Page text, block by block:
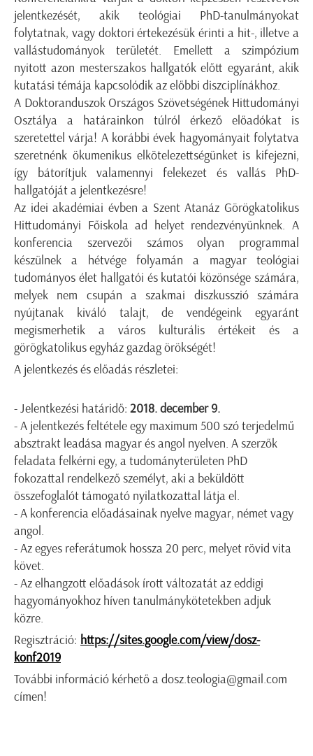
jelentkezését, akik teológiai PhD-tanulmányokat
folytatnak, vagy doktori értekezésük érinti a hit-, illetve a
vallástudományok területét. Emellett a szimpózium
nyitott azon mesterszakos hallgatók előtt egyaránt, akik
kutatási témája kapcsolódik az előbbi diszciplínákhoz.
A Doktoranduszok Országos Szövetségének Hittudományi
Osztálya a határainkon túlról érkező előadókat is
szeretettel várja! A korábbi évek hagyományait folytatva
szeretnénk ökumenikus elkötelezettségünket is kifejezni,
így bátorítjuk valamennyi felekezet és vallás PhD-
hallgatóját a jelentkezésre!
Az idei akadémiai évben a Szent Atanáz Görögkatolikus
Hittudományi Főiskola ad helyet rendezvényünknek. A
konferencia szervezői számos olyan programmal
készülnek a hétvége folyamán a magyar teológiai
tudományos élet hallgatói és kutatói közönsége számára,
melyek nem csupán a szakmai diszkusszió számára
nyújtanak kiváló talajt, de vendégeink egyaránt
megismerhetik a város kulturális értékeit és a
görögkatolikus egyház gazdag örökségét!
A jelentkezés és előadás részletei:
- Jelentkezési határidő: 2018. december 9.
- A jelentkezés feltétele egy maximum 500 szó terjedelmű
absztrakt leadása magyar és angol nyelven. A szerzők
feladata felkérni egy, a tudományterületen PhD
fokozattal rendelkező személyt, aki a beküldött
összefoglalót támogató nyilatkozattal látja el.
- A konferencia előadásainak nyelve magyar, német vagy
angol.
- Az egyes referátumok hossza 20 perc, melyet rövid vita
követ.
- Az elhangzott előadások írott változatát az eddigi
hagyományokhoz híven tanulmánykötetekben adjuk
közre.
Regisztráció: https://sites.google.com/view/dosz-
konf2019
További információ kérhető a dosz.teologia@gmail.com
címen!